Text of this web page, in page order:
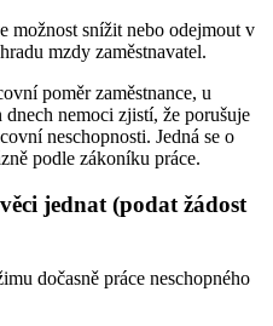
možnost snížit nebo odejmout v
mzdy zaměstnavatel.
poměr zaměstnance, u
nemoci zjistí, že porušuje
neschopnosti. Jedná se o
podle zákoníku práce.
jednat (podat žádost
dočasně práce neschopného